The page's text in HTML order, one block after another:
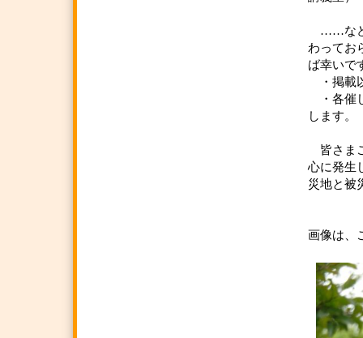
……など
わってお
ば幸い
・掲載
・各催
皆さま
心に発生
災地と被
画像は、